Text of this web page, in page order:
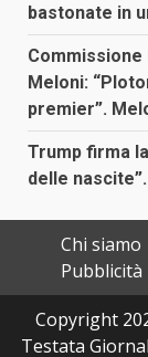
bastonate in
Meloni:
premier”.
Trump firma
delle
Chi siamo
Pubblicità
Copyright
Testata